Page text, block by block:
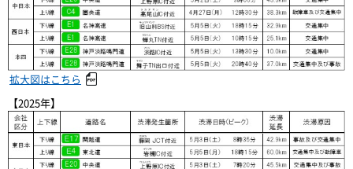
拡大図はこちら
【2025年】